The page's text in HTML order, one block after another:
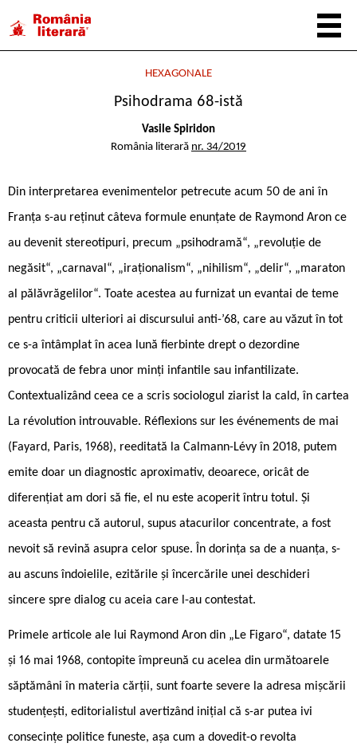
HEXAGONALE
Psihodrama 68-istă
Vasile Spiridon
România literară nr. 34/2019
Din interpre­tarea evenimentelor petrecute acum 50 de ani în
Franța s-au reținut câteva formule enunțate de Raymond Aron ce
au devenit stereotipuri, precum „psihodramă“, „revoluție de
negăsit“, „carnaval“, „iraționalism“, „nihilism“, „delir“, „maraton
al pălăvrăgelilor“. Toate acestea au furnizat un evantai de teme
pentru criticii ulteriori ai discursului anti-’68, care au văzut în tot
ce s-a întâmplat în acea lună fierbinte drept o dezordine
provocată de febra unor minți infantile sau infantilizate.
Contextualizând ceea ce a scris sociologul ziarist la cald, în cartea
La révolution introuvable. Réflexions sur les événements de mai
(Fayard, Paris, 1968), reeditată la Calmann-Lévy în 2018, putem
emite doar un diagnostic aproximativ, deoarece, oricât de
diferențiat am dori să fie, el nu este acoperit întru totul. Și
aceasta pentru că autorul, supus atacurilor concentrate, a fost
nevoit să revină asupra celor spuse. În dorința sa de a nuanța, s-
au ascuns îndoielile, ezitările și încercările unei deschideri
sincere spre dialog cu aceia care l-au contestat.
Primele articole ale lui Raymond Aron din „Le Figaro“, datate 15
și 16 mai 1968, contopite împreună cu acelea din următoarele
săptămâni în materia cărții, sunt foarte severe la adresa mișcării
studențești, editorialistul avertizând inițial că s-ar putea ivi
consecințe politice funeste, așa cum a dovedit-o revolta